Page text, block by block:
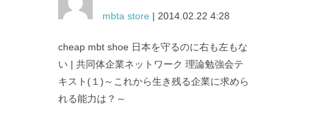
mbta store | 2014.02.22 4:28
cheap mbt shoe 日本を守るのに右も左もな
い | 共同体企業ネットワーク 理論勉強会テ
キスト(１)～これから生き残る企業に求めら
れる能力は？～